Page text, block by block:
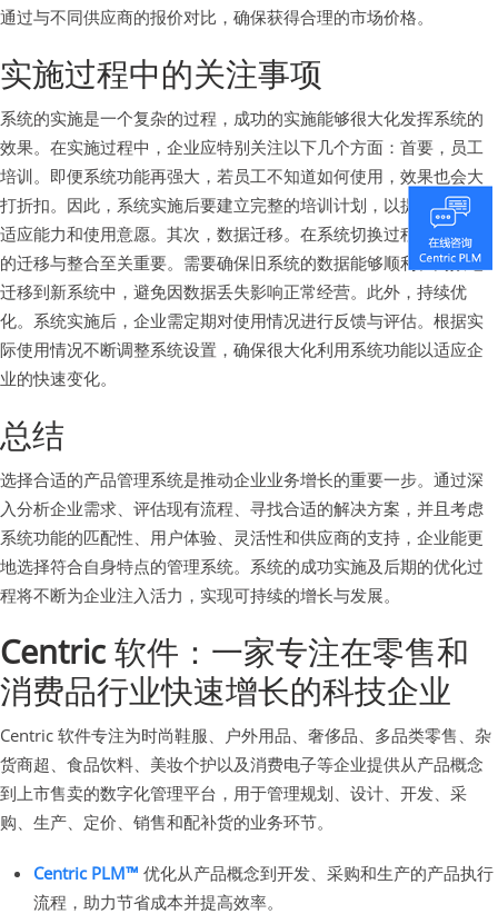
通过与不同供应商的报价对比，确保获得合理的市场价格。
实施过程中的关注事项
系统的实施是一个复杂的过程，成功的实施能够很大化发挥系统的
效果。在实施过程中，企业应特别关注以下几个方面：首要，员工
培训。即便系统功能再强大，若员工不知道如何使用，效果也会大
打折扣。因此，系统实施后要建立完整的培训计划，以提高员工的
适应能力和使用意愿。其次，数据迁移。在系统切换过程中，数据
的迁移与整合至关重要。需要确保旧系统的数据能够顺利、高效地
迁移到新系统中，避免因数据丢失影响正常经营。此外，持续优
化。系统实施后，企业需定期对使用情况进行反馈与评估。根据实
际使用情况不断调整系统设置，确保很大化利用系统功能以适应企
业的快速变化。
总结
选择合适的产品管理系统是推动企业业务增长的重要一步。通过深
入分析企业需求、评估现有流程、寻找合适的解决方案，并且考虑
系统功能的匹配性、用户体验、灵活性和供应商的支持，企业能更
地选择符合自身特点的管理系统。系统的成功实施及后期的优化过
程将不断为企业注入活力，实现可持续的增长与发展。
Centric 软件：一家专注在零售和
消费品行业快速增长的科技企业
Centric 软件专注为时尚鞋服、户外用品、奢侈品、多品类零售、杂
货商超、食品饮料、美妆个护以及消费电子等企业提供从产品概念
到上市售卖的数字化管理平台，用于管理规划、设计、开发、采
购、生产、定价、销售和配补货的业务环节。
Centric PLM™ 优化从产品概念到开发、采购和生产的产品执行
流程，助力节省成本并提高效率。